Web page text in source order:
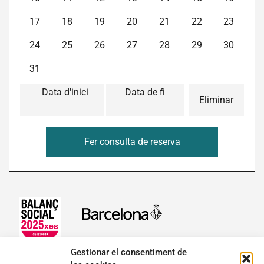
Gestionar el consentiment de
Actualitat
Botiga
17 18 19 20 21 22 23
24 25 26 27 28 29 30
31
Data d'inici Data de fi
Eliminar
Fer consulta de reserva